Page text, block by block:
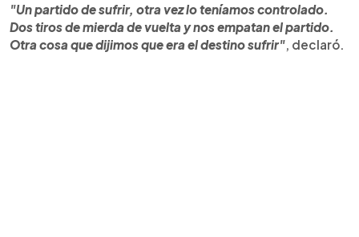
"Un partido de sufrir, otra vez lo teníamos controlado.
Dos tiros de mierda de vuelta y nos empatan el partido.
Otra cosa que dijimos que era el destino sufrir", declaró.